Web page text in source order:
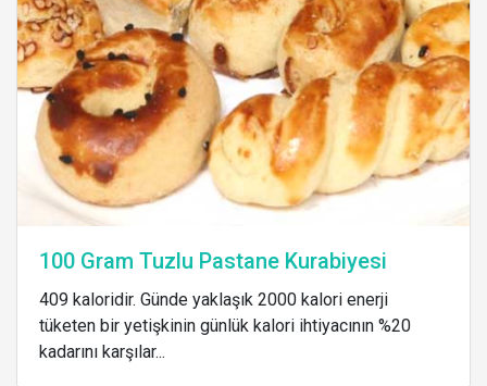
100 Gram Tuzlu Pastane Kurabiyesi
409 kaloridir. Günde yaklaşık 2000 kalori enerji
tüketen bir yetişkinin günlük kalori ihtiyacının %20
kadarını karşılar...